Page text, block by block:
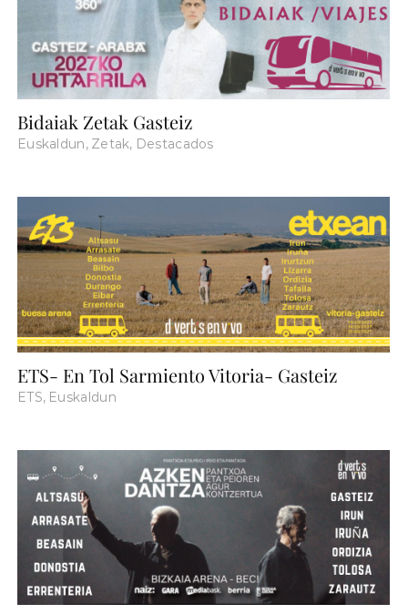
Bidaiak Zetak Gasteiz
Euskaldun, Zetak, Destacados
ETS- En Tol Sarmiento Vitoria- Gasteiz
ETS, Euskaldun